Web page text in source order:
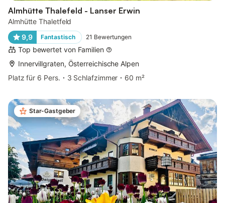
Almhütte Thalefeld - Lanser Erwin
Almhütte Thaletfeld
9,9
Fantastisch 21 Bewertungen
Top bewertet von Familien
Innervillgraten, Österreichische Alpen
Platz für 6 Pers.
3 Schlafzimmer 60 m²
Star-Gastgeber